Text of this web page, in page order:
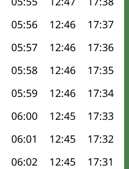
05:56 12:46 17:37
05:57 12:46 17:36
05:58 12:46 17:35
05:59 12:46 17:34
06:00 12:45 17:33
06:01 12:45 17:32
06:02 12:45 17:31